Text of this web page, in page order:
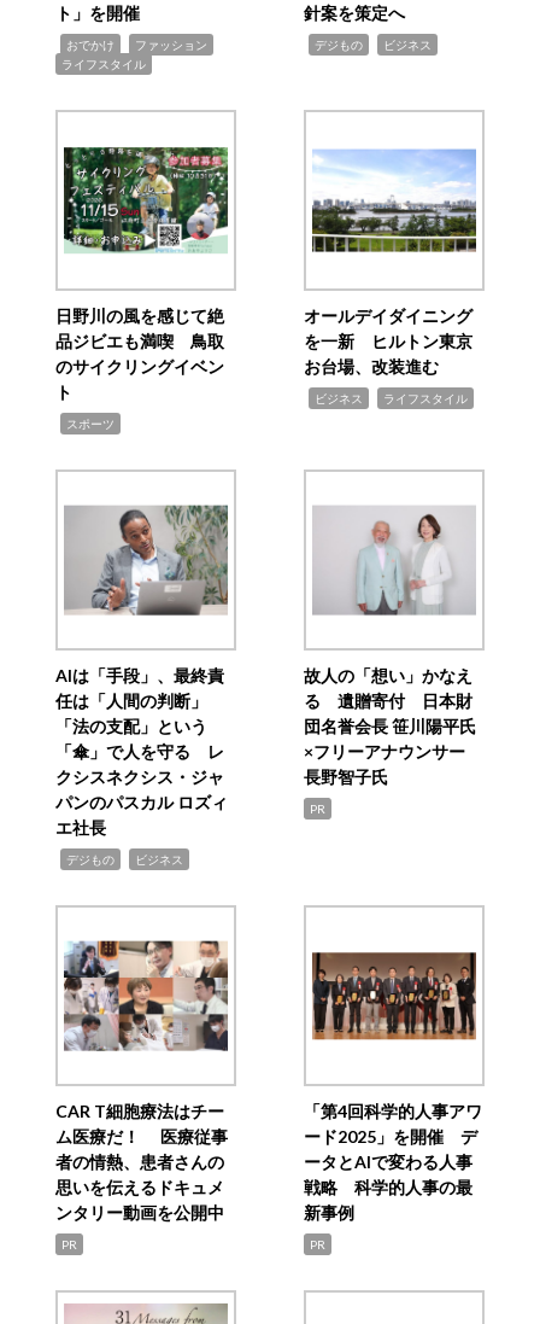
ト」を開催
おでかけ ファッション
ライフスタイル
針案を策定へ
デジもの ビジネス
日野川の風を感じて絶
品ジビエも満喫 鳥取
のサイクリングイベン
ト
スポーツ
オールデイダイニング
を一新 ヒルトン東京
お台場、改装進む
ビジネス ライフスタイル
AIは「手段」、最終責
任は「人間の判断」
「法の支配」という
「傘」で人を守る レ
クシスネクシス・ジャ
パンのパスカル ロズィ
エ社長
デジもの ビジネス
故人の「想い」かなえ
る 遺贈寄付 日本財
団名誉会長 笹川陽平氏
×フリーアナウンサー
長野智子氏
PR
CAR T細胞療法はチー
ム医療だ！ 医療従事
者の情熱、患者さんの
思いを伝えるドキュメ
ンタリー動画を公開中
PR
「第4回科学的人事アワ
ード2025」を開催 デ
ータとAIで変わる人事
戦略 科学的人事の最
新事例
PR